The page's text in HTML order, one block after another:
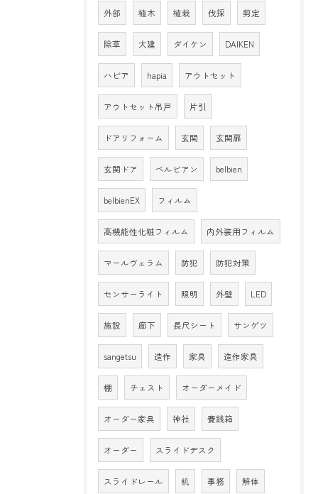
外部 植木 植栽 伐採 剪定
除草 大建 ダイケン DAIKEN
ハピア hapia アウトセット
アウトセット吊戸 片引
ドアリフォーム 玄関 玄関扉
玄関ドア ベルビアン belbien
belbienEX フィルム
高機能性化粧フィルム 内外装用フィルム
マールヴェラム 防犯 防犯対策
センサーライト 照明 外壁 LED
施設 廊下 長尺シート サンゲツ
sangetsu 造作 家具 造作家具
棚 チェスト オーダーメイド
オーダー家具 神社 賽銭箱
オーダー スライドデスク
スライドレール 机 事務 解体